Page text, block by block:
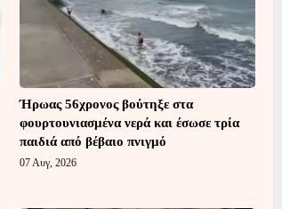
Ήρωας 56χρονος βούτηξε στα
φουρτουνιασμένα νερά και έσωσε τρία
παιδιά από βέβαιο πνιγμό
07 Αυγ, 2026